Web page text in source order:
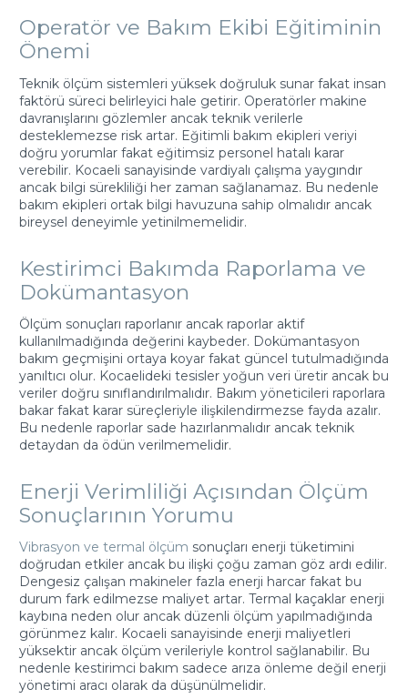
Operatör ve Bakım Ekibi Eğitiminin
Önemi
Teknik ölçüm sistemleri yüksek doğruluk sunar fakat insan
faktörü süreci belirleyici hale getirir. Operatörler makine
davranışlarını gözlemler ancak teknik verilerle
desteklemezse risk artar. Eğitimli bakım ekipleri veriyi
doğru yorumlar fakat eğitimsiz personel hatalı karar
verebilir. Kocaeli sanayisinde vardiyalı çalışma yaygındır
ancak bilgi sürekliliği her zaman sağlanamaz. Bu nedenle
bakım ekipleri ortak bilgi havuzuna sahip olmalıdır ancak
bireysel deneyimle yetinilmemelidir.
Kestirimci Bakımda Raporlama ve
Dokümantasyon
Ölçüm sonuçları raporlanır ancak raporlar aktif
kullanılmadığında değerini kaybeder. Dokümantasyon
bakım geçmişini ortaya koyar fakat güncel tutulmadığında
yanıltıcı olur. Kocaelideki tesisler yoğun veri üretir ancak bu
veriler doğru sınıflandırılmalıdır. Bakım yöneticileri raporlara
bakar fakat karar süreçleriyle ilişkilendirmezse fayda azalır.
Bu nedenle raporlar sade hazırlanmalıdır ancak teknik
detaydan da ödün verilmemelidir.
Enerji Verimliliği Açısından Ölçüm
Sonuçlarının Yorumu
Vibrasyon ve termal ölçüm sonuçları enerji tüketimini
doğrudan etkiler ancak bu ilişki çoğu zaman göz ardı edilir.
Dengesiz çalışan makineler fazla enerji harcar fakat bu
durum fark edilmezse maliyet artar. Termal kaçaklar enerji
kaybına neden olur ancak düzenli ölçüm yapılmadığında
görünmez kalır. Kocaeli sanayisinde enerji maliyetleri
yüksektir ancak ölçüm verileriyle kontrol sağlanabilir. Bu
nedenle kestirimci bakım sadece arıza önleme değil enerji
yönetimi aracı olarak da düşünülmelidir.